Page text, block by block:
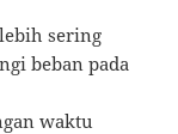
sering
beban pada
waktu